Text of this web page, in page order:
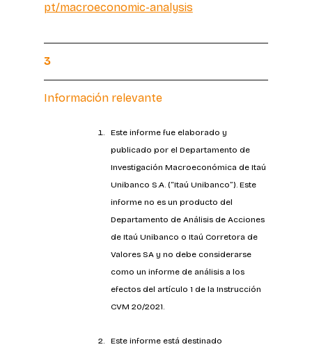
pt/macroeconomic-analysis
3
Información relevante
Este informe fue elaborado y
publicado por el Departamento de
Investigación Macroeconómica de Itaú
Unibanco S.A. (“Itaú Unibanco”). Este
informe no es un producto del
Departamento de Análisis de Acciones
de Itaú Unibanco o Itaú Corretora de
Valores SA y no debe considerarse
como un informe de análisis a los
efectos del artículo 1 de la Instrucción
CVM 20/2021.
Este informe está destinado